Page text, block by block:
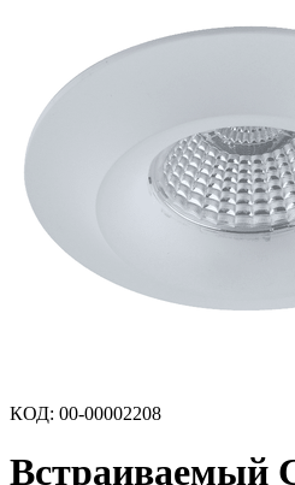
КОД: 00-00002208
Встраиваемый